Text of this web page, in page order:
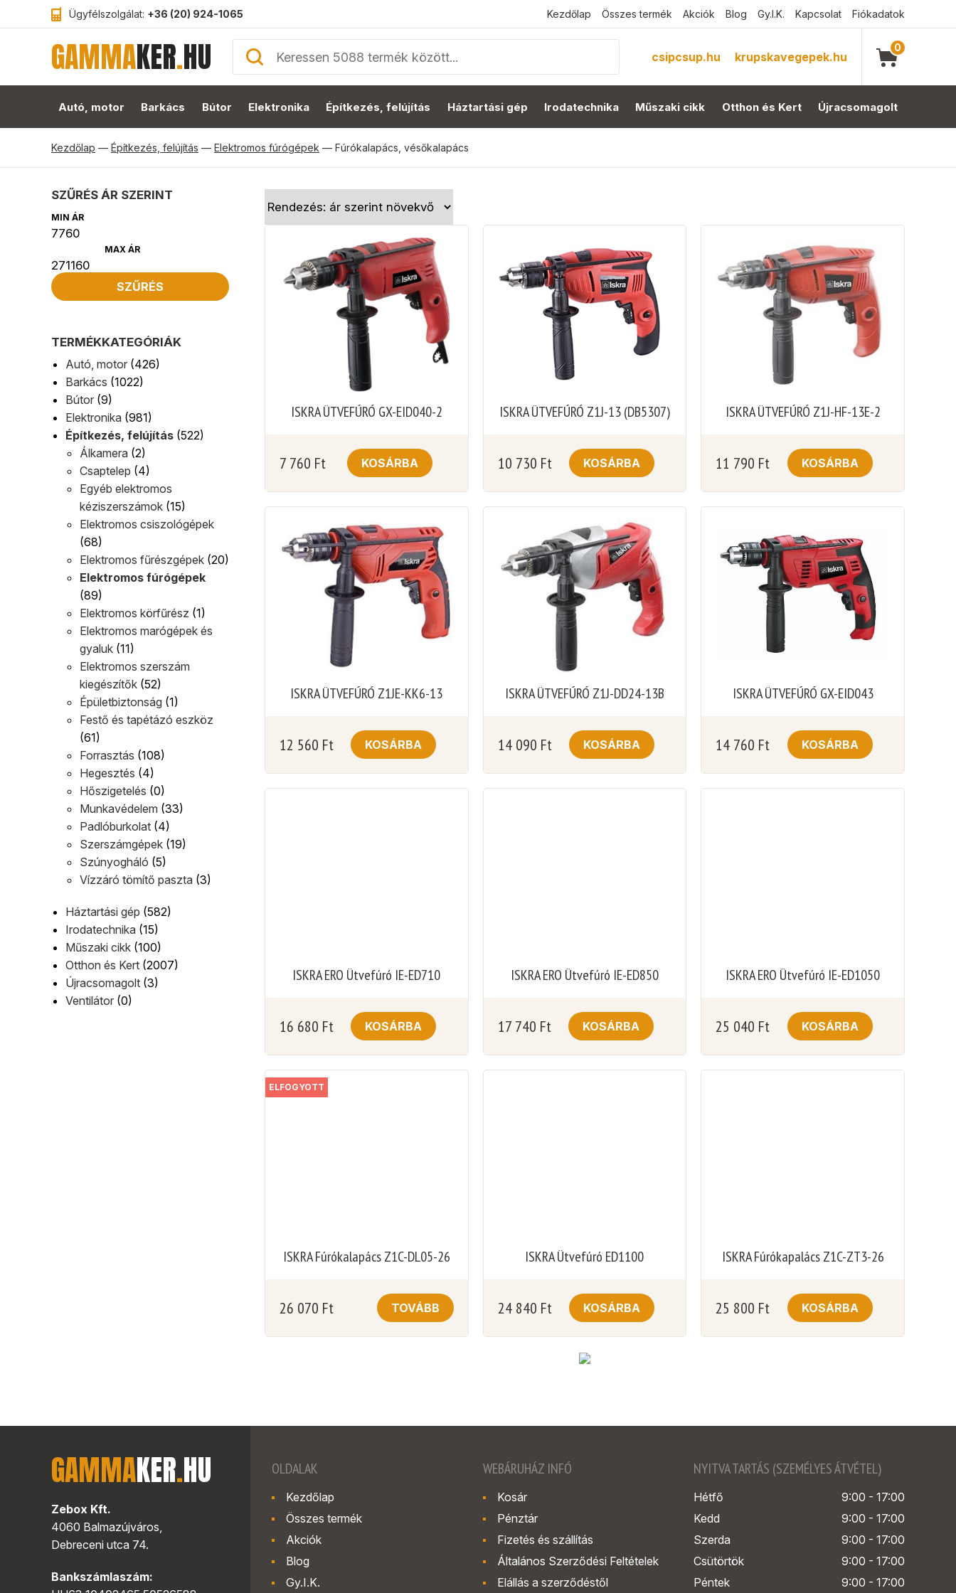
Ügyfélszolgálat: +36 (20) 924-1065 Kezdőlap Összes termék Akciók Blog Gy.I.K. Kapcsolat Fiókadatok
GAMMAKER.HU csipcsup.hu krupskavegepek.hu
0
Autó, motor Barkács Bútor Elektronika Építkezés, felújítás Háztartási gép Irodatechnika Műszaki cikk Otthon és Kert Újracsomagolt
Kezdőlap — Építkezés, felújítás — Elektromos fúrógépek — Fúrókalapács, vésőkalapács
SZŰRÉS ÁR SZERINT
MIN ÁR
MAX ÁR
SZŰRÉS
TERMÉKKATEGÓRIÁK
Autó, motor (426)
Barkács (1022)
Bútor (9)
Elektronika (981)
Építkezés, felújítás (522)
Álkamera (2)
Csaptelep (4)
Egyéb elektromos
kéziszerszámok (15)
Elektromos csiszológépek
(68)
Elektromos fűrészgépek (20)
Elektromos fúrógépek
(89)
Elektromos körfűrész (1)
Elektromos marógépek és
gyaluk (11)
Elektromos szerszám
kiegészítők (52)
Épületbiztonság (1)
Festő és tapétázó eszköz
(61)
Forrasztás (108)
Hegesztés (4)
Hőszigetelés (0)
Munkavédelem (33)
Padlóburkolat (4)
Szerszámgépek (19)
Szúnyogháló (5)
Vízzáró tömítő paszta (3)
Háztartási gép (582)
Irodatechnika (15)
Műszaki cikk (100)
Otthon és Kert (2007)
Újracsomagolt (3)
Ventilátor (0)
ISKRA ÜTVEFÚRÓ GX-EID040-2
7 760 Ft KOSÁRBA
ISKRA ÜTVEFÚRÓ Z1J-13 (DB5307)
10 730 Ft KOSÁRBA
ISKRA ÜTVEFÚRÓ Z1J-HF-13E-2
11 790 Ft KOSÁRBA
ISKRA ÜTVEFÚRÓ Z1JE-KK6-13
12 560 Ft KOSÁRBA
ISKRA ÜTVEFÚRÓ Z1J-DD24-13B
14 090 Ft KOSÁRBA
ISKRA ÜTVEFÚRÓ GX-EID043
14 760 Ft KOSÁRBA
ISKRA ERO Ütvefúró IE-ED710
16 680 Ft KOSÁRBA
ISKRA ERO Ütvefúró IE-ED850
17 740 Ft KOSÁRBA
ISKRA ERO Ütvefúró IE-ED1050
25 040 Ft KOSÁRBA
ELFOGYOTT
ISKRA Fúrókalapács Z1C-DL05-26
26 070 Ft TOVÁBB
ISKRA Ütvefúró ED1100
24 840 Ft KOSÁRBA
ISKRA Fúrókapalács Z1C-ZT3-26
25 800 Ft KOSÁRBA
GAMMAKER.HU
Zebox Kft.
4060 Balmazújváros,
Debreceni utca 74.
Bankszámlaszám:
OLDALAK
Kezdőlap
Összes termék
Akciók
Blog
Gy.I.K.
WEBÁRUHÁZ INFÓ
Kosár
Pénztár
Fizetés és szállítás
Általános Szerződési Feltételek
Elállás a szerződéstől
NYITVA TARTÁS (SZEMÉLYES ÁTVÉTEL)
Hétfő
9:00 - 17:00
Kedd
9:00 - 17:00
Szerda
9:00 - 17:00
Csütörtök
9:00 - 17:00
Péntek
9:00 - 17:00